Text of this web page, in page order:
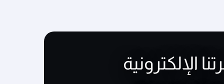
الإلكترونية